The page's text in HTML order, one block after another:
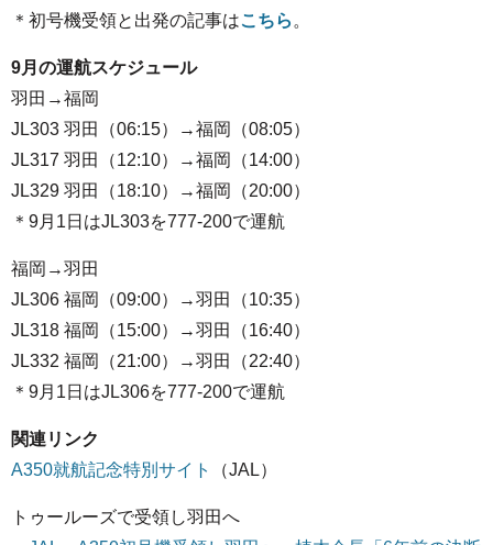
＊初号機受領と出発の記事はこちら 。
9月の運航スケジュール
羽田→福岡
JL303 羽田（06:15）→福岡（08:05）
JL317 羽田（12:10）→福岡（14:00）
JL329 羽田（18:10）→福岡（20:00）
＊9月1日はJL303を777-200で運航
福岡→羽田
JL306 福岡（09:00）→羽田（10:35）
JL318 福岡（15:00）→羽田（16:40）
JL332 福岡（21:00）→羽田（22:40）
＊9月1日はJL306を777-200で運航
関連リンク
A350就航記念特別サイト
（JAL）
トゥールーズで受領し羽田へ